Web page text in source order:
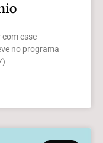
esse
no programa